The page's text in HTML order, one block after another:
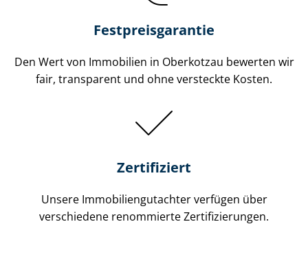
Festpreis​garantie
Den Wert von Immobilien in Oberkotzau bewerten wir
fair, transparent und ohne versteckte Kosten.
Zertifiziert
Unsere Immobilien­gutachter verfügen über
verschiedene renommierte Zer­ti­fi­zie­run­gen.